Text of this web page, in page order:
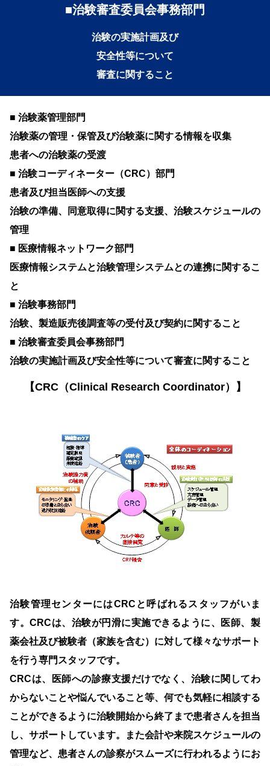
■治験審査委員会事務部門
治験の実施計画及び
安全性等について
審査に関すること
■ 治験薬管理部門
治験薬の管理・保管及び治験薬に関する情報を収集
患者への治験薬の受渡
■ 治験コーディネーター（CRC）部門
患者及び担当医師への支援
治験の準備、同意取得に関する支援、治験スケジュールの
管理
■ 医療情報ネットワーク部門
医療情報システムと治験管理システムとの連携に関するこ
と
■ 治験事務部門
治験、製造販売後調査等の受付及び契約に関すること
■ 治験審査委員会事務部門
治験の実施計画及び安全性等について審査に関すること
【CRC（Clinical Research Coordinator）】
治験管理センターにはCRCと呼ばれるスタッフがいま
す。CRCは、治験が円滑に実施できるように、医師、製
薬会社及び被験者（家族を含む）に対して様々なサポート
を行う専門スタッフです。
CRCは、医師への診療支援だけでなく、治験に関してわ
からないことや悩んでいること等、何でも気軽に相談する
ことができるように治験開始から終了まで患者さんを担当
し、サポートしています。また会計や来院スケジュールの
管理など、患者さんの診察がスムーズに行われるようにお